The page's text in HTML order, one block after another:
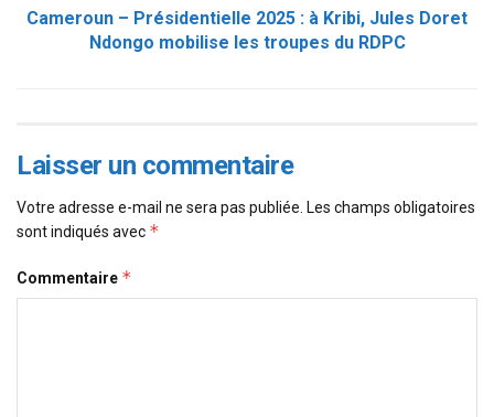
Cameroun – Présidentielle 2025 : à Kribi, Jules Doret
Ndongo mobilise les troupes du RDPC
Laisser un commentaire
Votre adresse e-mail ne sera pas publiée. Les champs obligatoires
sont indiqués avec *
Commentaire *